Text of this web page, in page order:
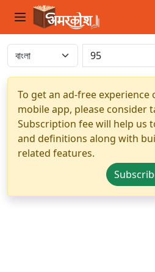
To get an ad-free experience
mobile app, please consider
Subscription fee will help us
and definitions along with
related features.